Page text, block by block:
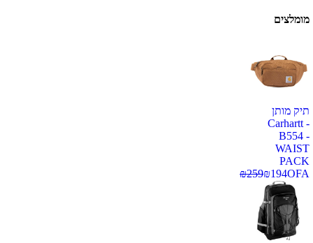
מומלצים
תיק מותן
Carhartt -
B554 -
WAIST
PACK
OFA
₪194
₪259